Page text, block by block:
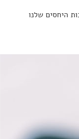
היחסים שלנו